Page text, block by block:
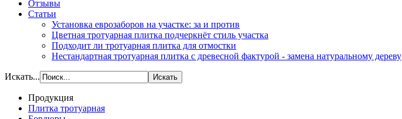
Отзывы
Статьи
Установка еврозаборов на участке: за и против
Цветная тротуарная плитка подчеркнёт стиль участка
Подходит ли тротуарная плитка для отмостки
Нестандартная тротуарная плитка с древесной фактурой - замена натуральному дереву
Искать...
Продукция
Плитка тротуарная